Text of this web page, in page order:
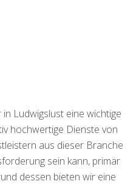
Ludwigslust eine wichtige
hochwertige Dienste von
aus dieser Branche
sein kann, primär
dessen bieten wir eine